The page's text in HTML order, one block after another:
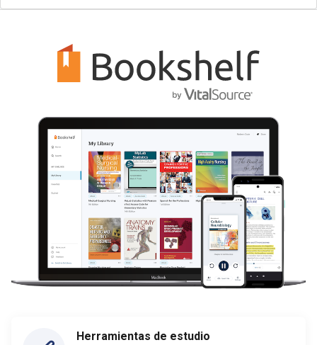
Herramientas de estudio